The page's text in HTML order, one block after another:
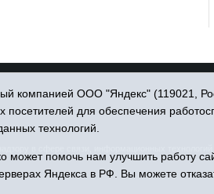
компанией ООО "Яндекс" (119021,
для обеспечения
технологий.
помочь нам улучшить работу
Яндекса в РФ. Вы можете